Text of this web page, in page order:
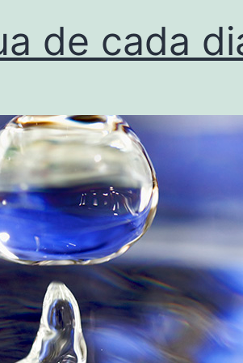
de cada